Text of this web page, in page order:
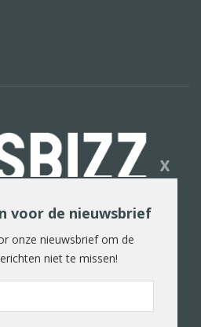
in woord en beeld
X
voor de nieuwsbrief
onze nieuwsbrief om de
niet te missen!